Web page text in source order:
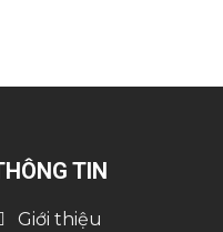
TIN
Giới thiệu